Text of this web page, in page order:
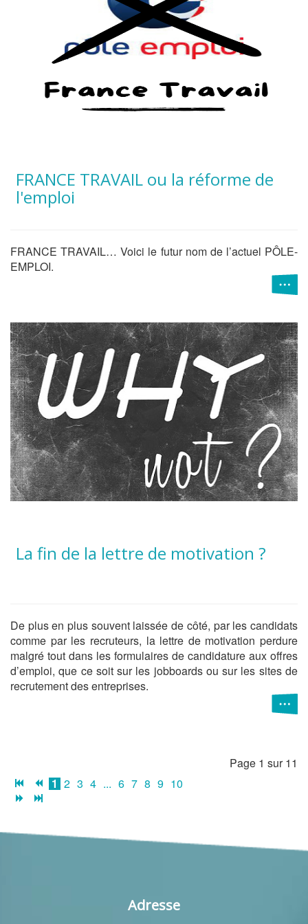
FRANCE TRAVAIL ou la réforme de
l'emploi
FRANCE TRAVAIL… Voici le futur nom de l’actuel PÔLE-
EMPLOI.
La fin de la lettre de motivation ?
De plus en plus souvent laissée de côté, par les candidats
comme par les recruteurs, la lettre de motivation perdure
malgré tout dans les formulaires de candidature aux offres
d’emploi, que ce soit sur les jobboards ou sur les sites de
recrutement des entreprises.
Page 1 sur 11
1 2 3 4 ... 6 7 8 9 10
Adresse